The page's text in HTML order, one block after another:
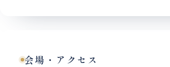
会場・ アクセス